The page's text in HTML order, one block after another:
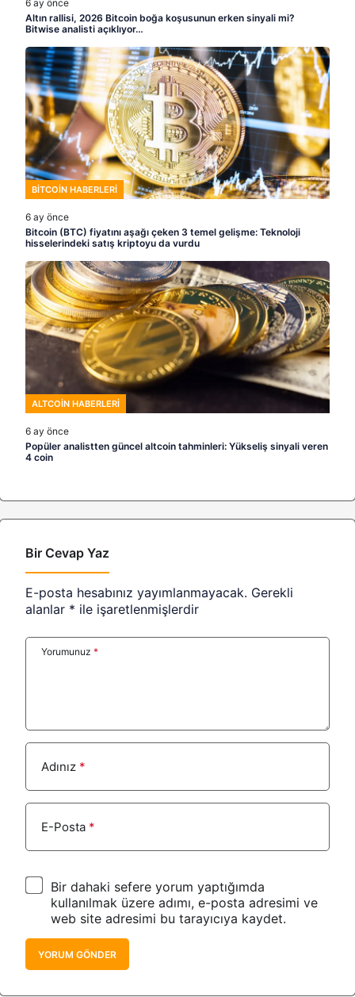
6 ay önce
Altın rallisi, 2026 Bitcoin boğa koşusunun erken sinyali mi?
Bitwise analisti açıklıyor…
BITCOIN HABERLERI
6 ay önce
Bitcoin (BTC) fiyatını aşağı çeken 3 temel gelişme: Teknoloji
hisselerindeki satış kriptoyu da vurdu
ALTCOIN HABERLERI
6 ay önce
Popüler analistten güncel altcoin tahminleri: Yükseliş sinyali veren
4 coin
Bir Cevap Yaz
E-posta hesabınız yayımlanmayacak. Gerekli
alanlar * ile işaretlenmişlerdir
Yorumunuz *
Adınız *
E-Posta *
Bir dahaki sefere yorum yaptığımda
kullanılmak üzere adımı, e-posta adresimi ve
web site adresimi bu tarayıcıya kaydet.
YORUM GÖNDER